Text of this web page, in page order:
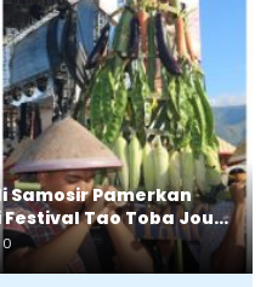
Samosir Pamerkan
Tao Toba Jou-
Produk Lokal
0